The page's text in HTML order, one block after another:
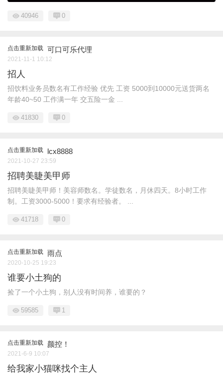
40946 0
点击重新加载 可口可乐代理
2021-11-1 10:12
招人
招饮料业务员数名有工作经验 优先 工资 5000到10000元送货两名
年龄40~50 工作满一年 交五险一金 ...
41830 0
点击重新加载 lcx8888
2021-10-27 23:59
招聘美睫美甲师
招聘美睫美甲师！美容师数名。学徒数名，月休四天。8小时工作
制。工资3000-5000！要求有经验者。 ...
41718 0
点击重新加载 雨点
2020-10-25 19:23
谁要小土狗的
捡了一个小土狗，别人没有时间养，谁要的？
59585 1
点击重新加载 颜控！
2021-6-9 10:07
给我家小猫咪找个主人